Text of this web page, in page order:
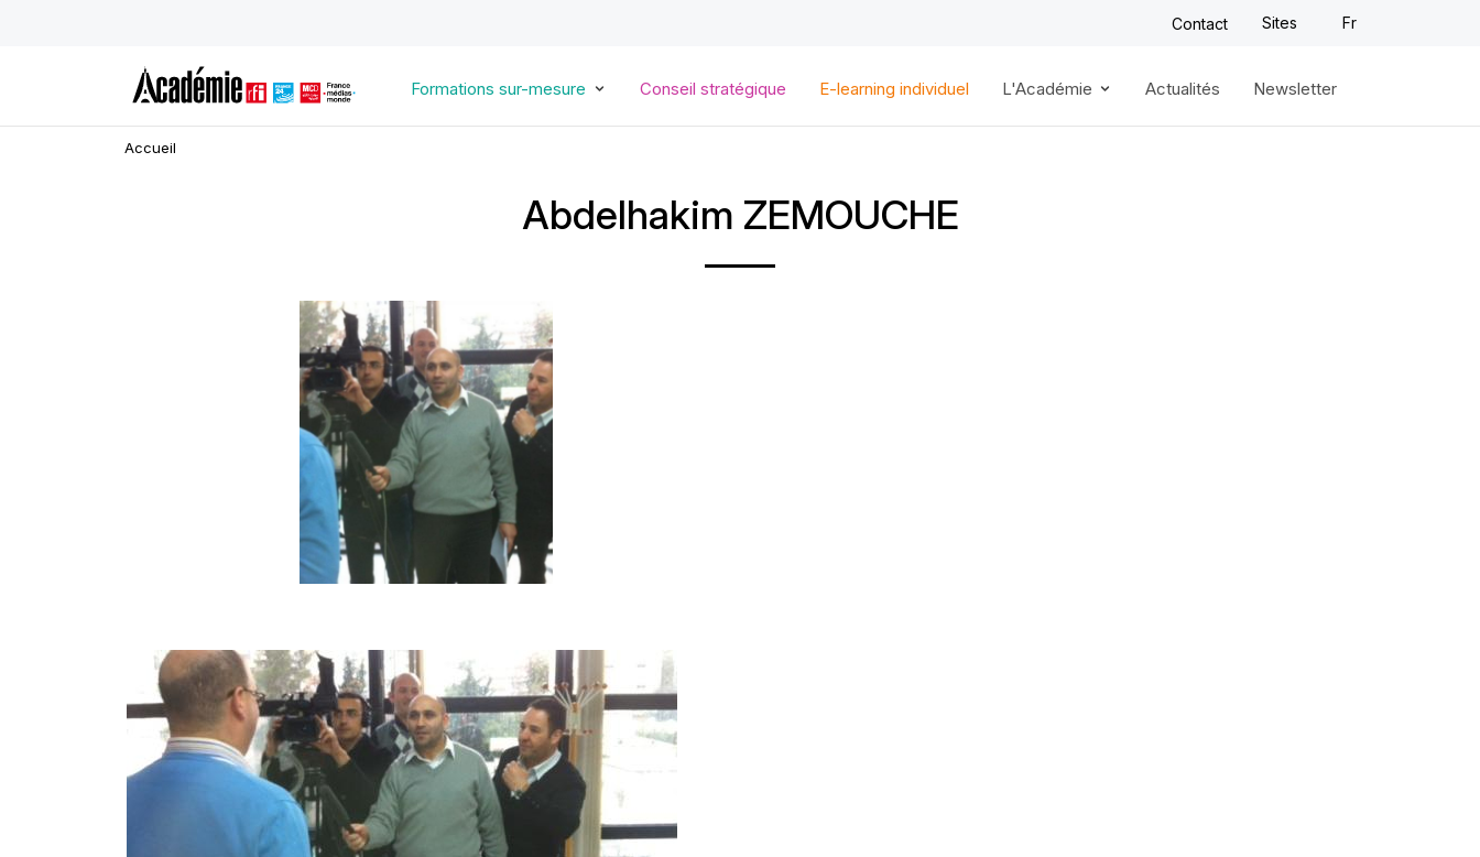
principal
Contact Sites Fr
Formations sur-mesure Conseil stratégique E-learning individuel L'Académie Actualités Newsletter
Accueil
Abdelhakim ZEMOUCHE
Image
d'illustration